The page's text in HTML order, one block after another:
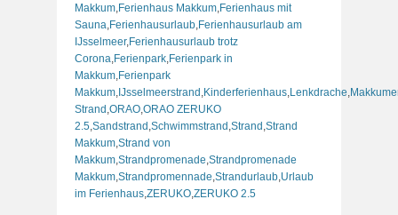
Makkum Ferienhaus Makkum Ferienhaus mit
Sauna Ferienhausurlaub Ferienhausurlaub am
IJsselmeer, Ferienhausurlaub trotz
Corona Ferienpark Ferienpark in
Makkum Ferienpark
Makkum IJsselmeerstrand Kinderferienhaus Lenkdrache
Strand ORAO ORAO ZERUKO
2.5 Sandstrand Schwimmstrand Strand Strand
Makkum Strand von
Makkum Strandpromenade Strandpromenade
Makkum Strandpromennade Strandurlaub Urlaub
im Ferienhaus ZERUKO ZERUKO 2.5